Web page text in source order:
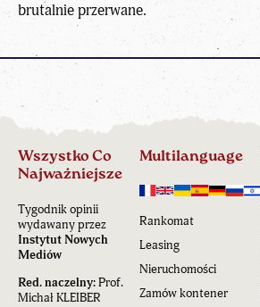
brutalnie przerwane.
Wszystko Co
Najważniejsze
Tygodnik opinii
wydawany przez
Instytut Nowych
Mediów
Red. naczelny:Prof.
Michał KLEIBER
Multilanguage
Rankomat
Leasing
Nieruchomości
Zamów kontener